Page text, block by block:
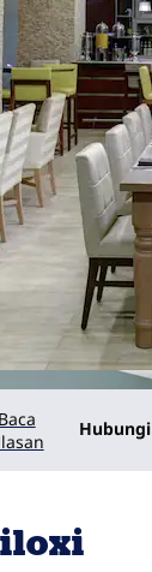
Baca
Hubungi
Panggilan